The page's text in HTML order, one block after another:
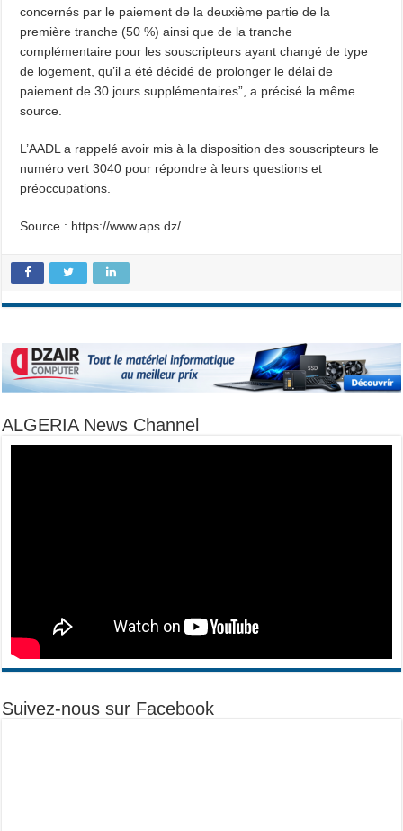
concernés par le paiement de la deuxième partie de la
première tranche (50 %) ainsi que de la tranche
complémentaire pour les souscripteurs ayant changé de type
de logement, qu’il a été décidé de prolonger le délai de
paiement de 30 jours supplémentaires”, a précisé la même
source.
L’AADL a rappelé avoir mis à la disposition des souscripteurs le
numéro vert 3040 pour répondre à leurs questions et
préoccupations.
Source : https://www.aps.dz/
ALGERIA News Channel
Suivez-nous sur Facebook